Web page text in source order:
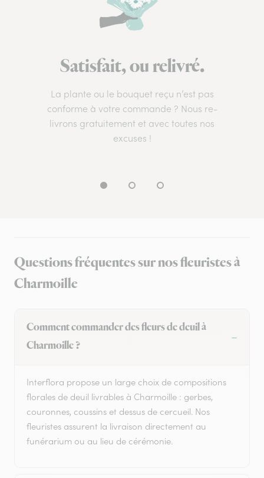
Satisfait, ou relivré.
La plante ou le bouquet reçu n’est pas
conforme à votre commande ? Nous re-
livrons gratuitement et avec toutes nos
excuses !
Questions fréquentes sur nos fleuristes à
Charmoille
Comment commander des fleurs de deuil à
Charmoille ?
Interflora propose un large choix de compositions
florales de deuil livrables à Charmoille : gerbes,
couronnes, coussins et dessus de cercueil. Nos
fleuristes assurent la livraison directement au
funérarium ou au lieu de cérémonie.